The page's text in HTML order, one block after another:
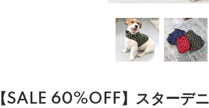
【SALE 60%OFF】スターデニ